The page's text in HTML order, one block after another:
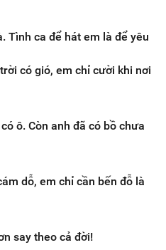
Tình ca để hát em là để yêu
có gió, em chỉ cười khi nơi
ô. Còn anh đã có bồ chưa
dỗ, em chỉ cần bến đỗ là
say theo cả đời!